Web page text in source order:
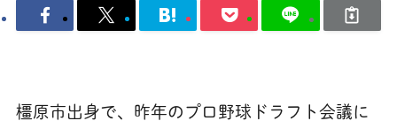
橿原市出身で、昨年のプロ野球ドラフト会議に